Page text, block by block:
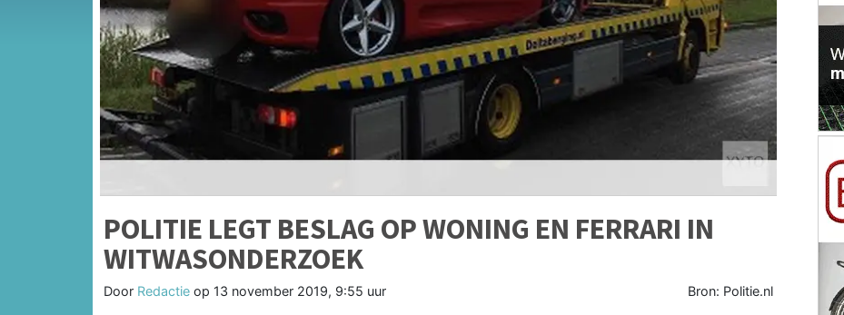
POLITIE LEGT BESLAG OP WONING EN FERRARI IN
WITWASONDERZOEK
Door Redactie op 13 november 2019, 9:55 uur Bron: Politie.nl